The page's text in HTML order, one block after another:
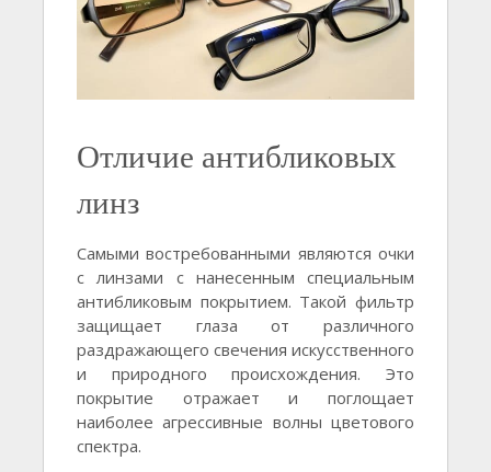
Отличие антибликовых
линз
Самыми востребованными являются очки
с линзами с нанесенным специальным
антибликовым покрытием. Такой фильтр
защищает глаза от различного
раздражающего свечения искусственного
и природного происхождения. Это
покрытие отражает и поглощает
наиболее агрессивные волны цветового
спектра.